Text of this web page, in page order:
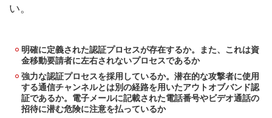
い。
明確に定義された認証プロセスが存在するか。また、これは資
金移動要請者に左右されないプロセスであるか
強力な認証プロセスを採用しているか。潜在的な攻撃者に使用
する通信チャンネルとは別の経路を用いたアウトオブバンド認
証であるか。電子メールに記載された電話番号やビデオ通話の
招待に潜む危険に注意を払っているか